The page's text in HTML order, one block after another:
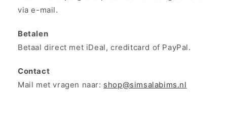
via e-mail.
Betalen
Betaal direct met iDeal, creditcard of PayPal.
Contact
Mail met vragen naar: shop@simsalabims.nl